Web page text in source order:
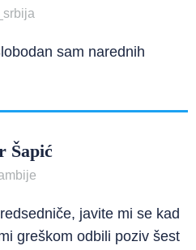
sam narednih
Šapić
javite mi se kad
greškom odbili poziv šest